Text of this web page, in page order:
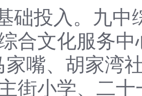
础投入。九中
综合文化服务
家嘴、胡家湾
街小学、二